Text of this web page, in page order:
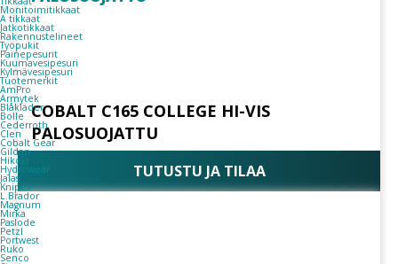
Monitoimitikkaat
A tikkaat
Jatkotikkaat
Rakennustelineet
Työpukit
Painepesurit
Kuumavesipesuri
Kylmävesipesuri
Tuotemerkit
AmPro
Armytek
Blåkläder
Bolle
Cederroth
Clen
Cobalt Gear
Gildan
Hikoki
Hydrowear
Jalas
Knipex
L.Brador
Magnum
Mirka
Paslode
Petzl
Portwest
Ruko
Senco
COBALT C165 COLLEGE HI-VIS
PALOSUOJATTU
TUTUSTU JA TILAA